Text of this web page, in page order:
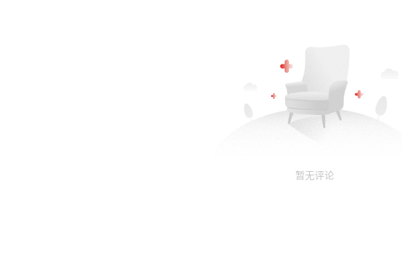
暂无评论